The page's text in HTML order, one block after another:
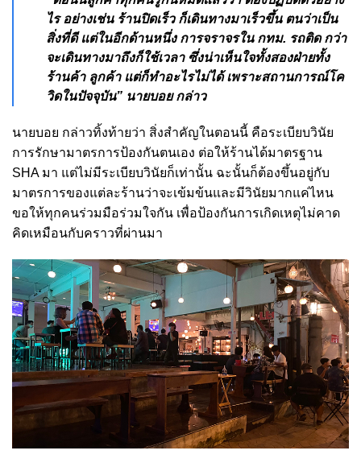
ไร อย่างเช่น ร้านปิดเร็ว ก็เดินทางมาเร็วขึ้น ตนว่าเป็น
สิ่งที่ดี แต่ในอีกด้านหนึ่ง การจราจรใน กทม. รถติด กว่า
จะเดินทางมาถึงก็ใช้เวลา ซึ่งน่าเห็นใจทั้งสองฝ่ายทั้ง
ร้านค้า ลูกค้า แต่ก็ทำอะไรไม่ได้ เพราะสถานการณ์โค
วิดในปัจจุบัน” นายบอย กล่าว
นายบอย กล่าวทิ้งท้ายว่า สิ่งสำคัญในตอนนี้ คือระเบียบวินัย
การรักษามาตรการป้องกันตนเอง ต่อให้ร้านได้มาตรฐาน
SHA มา แต่ไม่มีระเบียบวินัยก็เท่านั้น ฉะนั้นก็ต้องขึ้นอยู่กับ
มาตรการของแต่ละร้านว่าจะเข้มข้นและมีวินัยมากแค่ไหน
ขอให้ทุกคนร่วมมือร่วมใจกัน เพื่อป้องกันการเกิดเหตุไม่คาด
คิดเหมือนกับคราวที่ผ่านมา